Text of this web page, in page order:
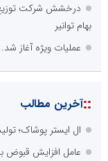
درخشش شرکت توزیع
بهام توانیر
عملیات ویژه آغاز
::آخرین مطالب
ال ایستر پوشاک؛
عامل افزایش قبوض